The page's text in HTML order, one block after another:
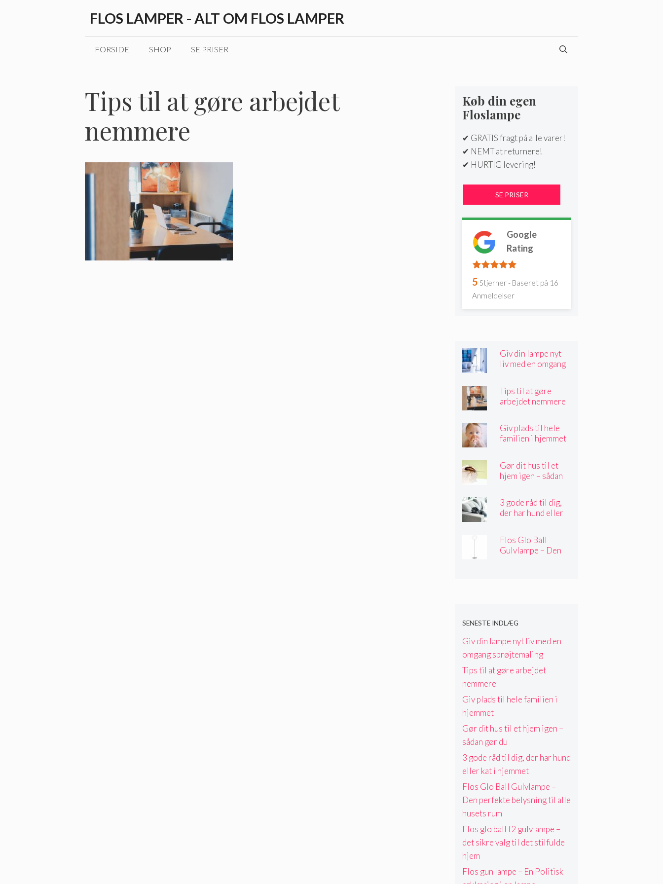
FLOS LAMPER - ALT OM FLOS LAMPER
FORSIDE SHOP SE PRISER
Tips til at gøre arbejdet
nemmere
Køb din egen
Floslampe
✔ GRATIS fragt på alle varer!
✔ NEMT at returnere!
✔ HURTIG levering!
Google
Rating
5 Stjerner - Baseret på 16
Anmeldelser
Giv din lampe nyt
liv med en omgang
Tips til at gøre
arbejdet nemmere
Giv plads til hele
familien i hjemmet
Gør dit hus til et
hjem igen – sådan
3 gode råd til dig,
der har hund eller
Flos Glo Ball
Gulvlampe – Den
SENESTE INDLÆG
Giv din lampe nyt liv med en
omgang sprøjtemaling
Tips til at gøre arbejdet
nemmere
Giv plads til hele familien i
hjemmet
Gør dit hus til et hjem igen –
sådan gør du
3 gode råd til dig, der har hund
eller kat i hjemmet
Flos Glo Ball Gulvlampe –
Den perfekte belysning til alle
husets rum
Flos glo ball f2 gulvlampe –
det sikre valg til det stilfulde
hjem
Flos gun lampe – En Politisk